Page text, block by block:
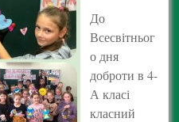
До
Всесвітньог
о дня
доброти в 4-
А класі
класний